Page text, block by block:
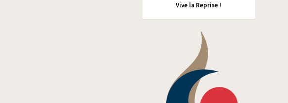
Vive la Reprise !